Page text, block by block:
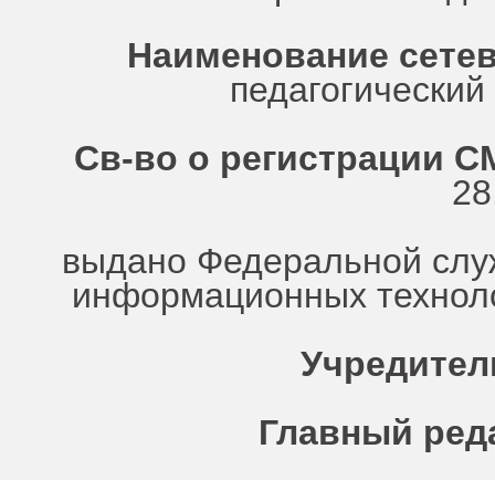
Наименование
Св-во о регистрации
выдано Федеральной
информационных
Главный